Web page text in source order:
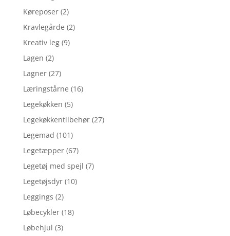
Køreposer (2)
Kravlegårde (2)
Kreativ leg (9)
Lagen (2)
Lagner (27)
Læringstårne (16)
Legekøkken (5)
Legekøkkentilbehør (27)
Legemad (101)
Legetæpper (67)
Legetøj med spejl (7)
Legetøjsdyr (10)
Leggings (2)
Løbecykler (18)
Løbehjul (3)